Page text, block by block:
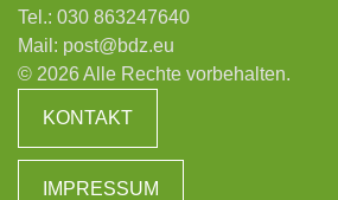
Tel.: 030 863247640
Mail: post@bdz.eu
© 2026 Alle Rechte vorbehalten.
KONTAKT
IMPRESSUM